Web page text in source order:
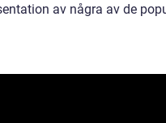
av några av de